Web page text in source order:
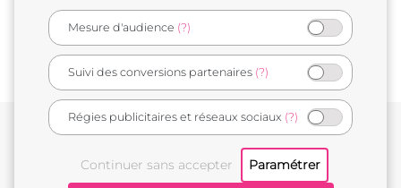
e-commerçant français
Mesure d'audience (?)
Suivi des conversions partenaires (?)
Régies publicitaires et réseaux sociaux (?)